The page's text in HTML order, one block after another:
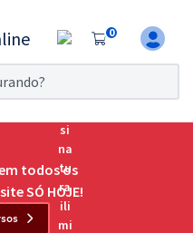
0
dias!
Exame datodos os
SÓ HOJE!